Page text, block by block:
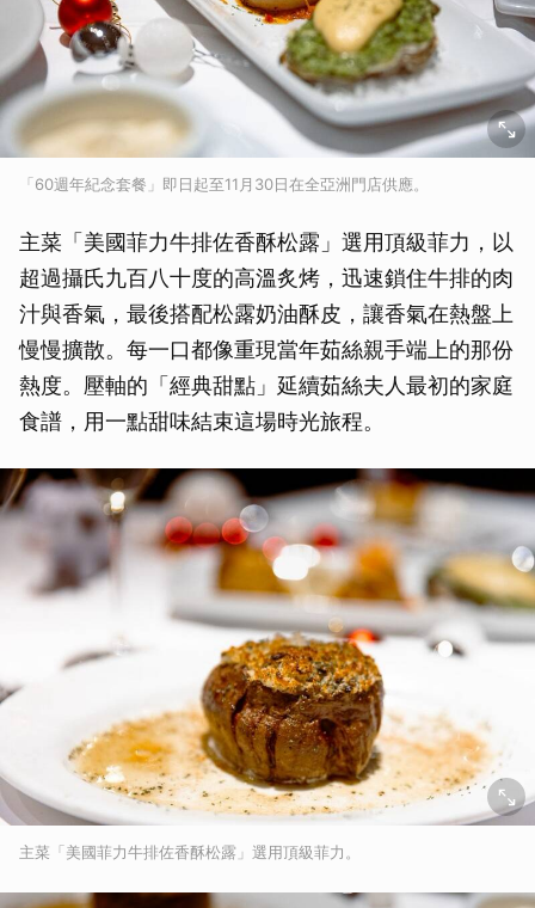
「60週年紀念套餐」即日起至11月30日在全亞洲門店供應。
主菜「美國菲力牛排佐香酥松露」選用頂級菲力，以
超過攝氏九百八十度的高溫炙烤，迅速鎖住牛排的肉
汁與香氣，最後搭配松露奶油酥皮，讓香氣在熱盤上
慢慢擴散。每一口都像重現當年茹絲親手端上的那份
熱度。壓軸的「經典甜點」延續茹絲夫人最初的家庭
食譜，用一點甜味結束這場時光旅程。
主菜「美國菲力牛排佐香酥松露」選用頂級菲力。